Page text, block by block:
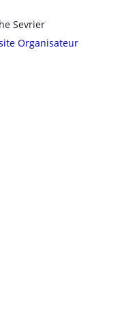
Sevrier
Organisateur